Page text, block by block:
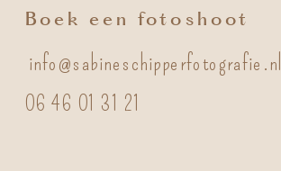
Boek een fotoshoot
info@sabineschipperfotografie.nl
06 46 01 31 21